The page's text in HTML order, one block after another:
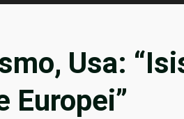
Usa:
Europei”